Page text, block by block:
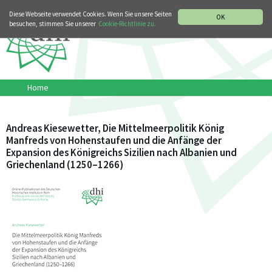
OK
Diese Webseite verwendet Cookies. Wenn Sie unsere Seiten
besuchen, stimmen Sie unserer Cookie-Richtlinie zu.
Home
Andreas Kiesewetter, Die Mittelmeerpolitik König
Manfreds von Hohenstaufen und die Anfänge der
Expansion des Königreichs Sizilien nach Albanien und
Griechenland (1250–1266)